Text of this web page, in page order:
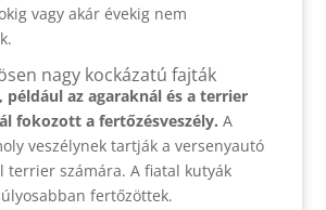
vagy akár évekig nem
nagy kockázatú fajták
például az agaraknál és a terrier
fokozott a fertőzésveszély. A
veszélynek tartják a versenyautó
terrier számára. A fiatal kutyák
fertőzöttek.